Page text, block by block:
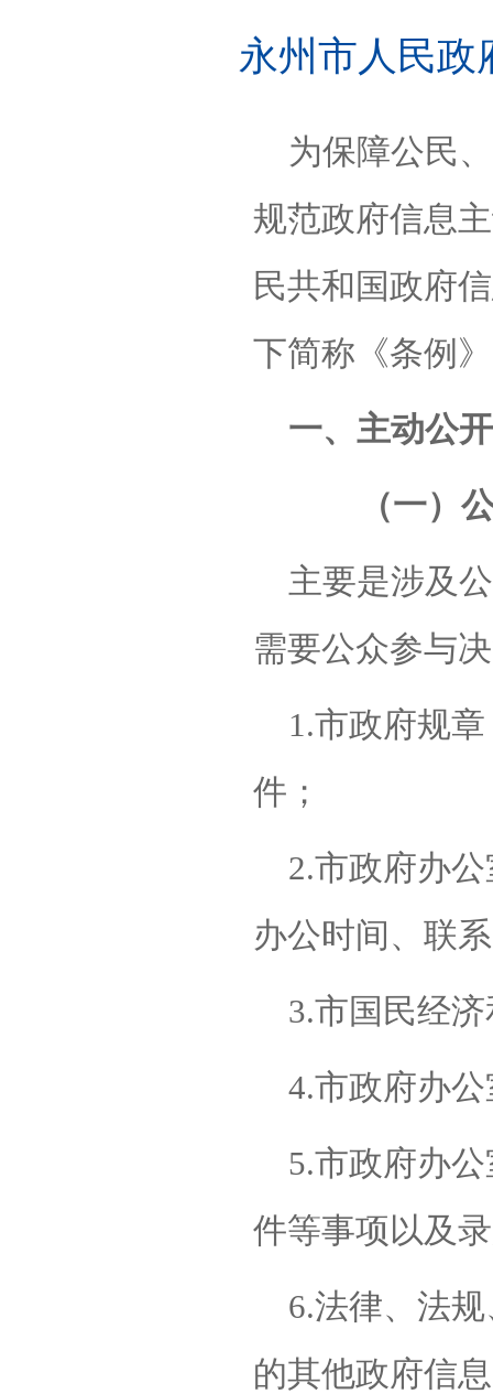
永州市人民政
为保障公民
规范政府信息
民共和国政府
下简称《条例
一、主动公开
（一）
主要是涉及
需要公众参与
1.市政府规
件；
2.市政府办
办公时间、联
3.市国民经
4.市政府办
5.市政府办
件等事项以及
6.法律、法
的其他政府信